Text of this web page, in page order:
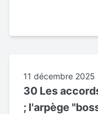
11 décembre 2025
30 Les
; l'arpège